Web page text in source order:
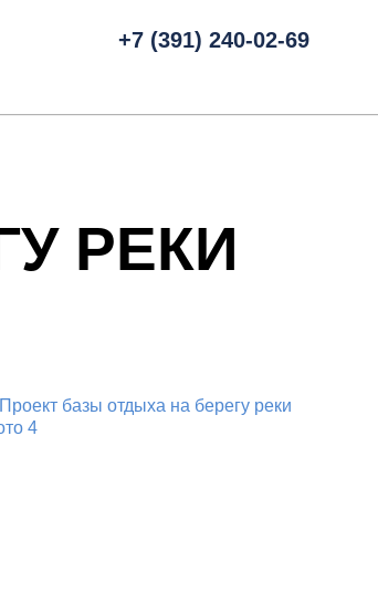
+7 (391) 240-02-69
РЕКИ